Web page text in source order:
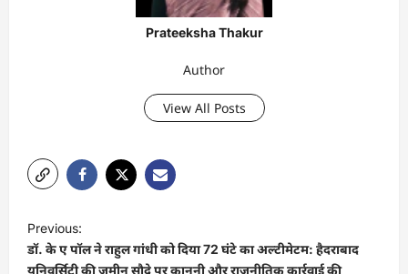
Prateeksha Thakur
Author
View All Posts
o
Previous:
डॉ. के ए पॉल ने राहुल गांधी को दिया 72 घंटे का अल्टीमेटम: हैदराबाद
यूनिवर्सिटी की ज़मीन सौदे पर कानूनी और राजनीतिक कार्रवाई की